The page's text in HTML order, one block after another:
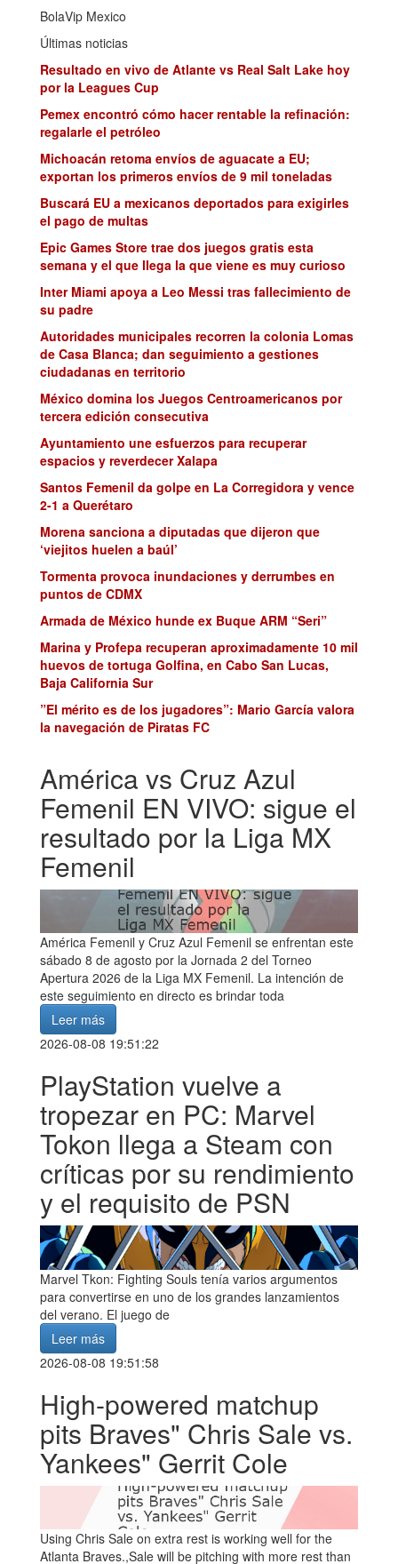
BolaVip Mexico
Últimas noticias
Resultado en vivo de Atlante vs Real Salt Lake hoy
por la Leagues Cup
Pemex encontró cómo hacer rentable la refinación:
regalarle el petróleo
Michoacán retoma envíos de aguacate a EU;
exportan los primeros envíos de 9 mil toneladas
Buscará EU a mexicanos deportados para exigirles
el pago de multas
Epic Games Store trae dos juegos gratis esta
semana y el que llega la que viene es muy curioso
Inter Miami apoya a Leo Messi tras fallecimiento de
su padre
Autoridades municipales recorren la colonia Lomas
de Casa Blanca; dan seguimiento a gestiones
ciudadanas en territorio
México domina los Juegos Centroamericanos por
tercera edición consecutiva
Ayuntamiento une esfuerzos para recuperar
espacios y reverdecer Xalapa
Santos Femenil da golpe en La Corregidora y vence
2-1 a Querétaro
Morena sanciona a diputadas que dijeron que
‘viejitos huelen a baúl’
Tormenta provoca inundaciones y derrumbes en
puntos de CDMX
Armada de México hunde ex Buque ARM “Seri”
Marina y Profepa recuperan aproximadamente 10 mil
huevos de tortuga Golfina, en Cabo San Lucas,
Baja California Sur
”El mérito es de los jugadores”: Mario García valora
la navegación de Piratas FC
América vs Cruz Azul
Femenil EN VIVO: sigue el
resultado por la Liga MX
Femenil
América Femenil y Cruz Azul Femenil se enfrentan este
sábado 8 de agosto por la Jornada 2 del Torneo
Apertura 2026 de la Liga MX Femenil. La intención de
este seguimiento en directo es brindar toda
Leer más
2026-08-08 19:51:22
PlayStation vuelve a
tropezar en PC: Marvel
Tokon llega a Steam con
críticas por su rendimiento
y el requisito de PSN
Marvel Tkon: Fighting Souls tenía varios argumentos
para convertirse en uno de los grandes lanzamientos
del verano. El juego de
Leer más
2026-08-08 19:51:58
High-powered matchup
pits Braves" Chris Sale vs.
Yankees" Gerrit Cole
Using Chris Sale on extra rest is working well for the
Atlanta Braves.,Sale will be pitching with more rest than